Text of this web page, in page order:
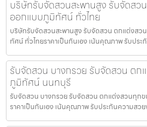
บริษัทรับจัดสวนสะพานสูง รับจัดสว
ออกแบบภูมิทัศน์ ทั่วไทย
บริษัทรับจัดสวนสะพานสูง รับจัดสวน ตกแต่งส
ทัศน์ ทั่วไทยราคาเป็นกันเอง เน้นคุณภาพ รับประ
รับจัดสวน บางกรวย รับจัดสวน ตก
ภูมิทัศน์ นนทบุรี
รับจัดสวน บางกรวย รับจัดสวน ตกแต่งสวนทุก
ราคาเป็นกันเอง เน้นคุณภาพ รับประกันความสว